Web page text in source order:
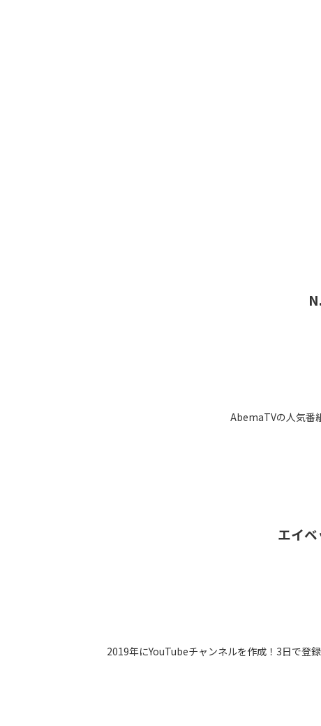
AbemaTVの人気番
エイ
2019年にYouTubeチャンネルを作成！3日で登